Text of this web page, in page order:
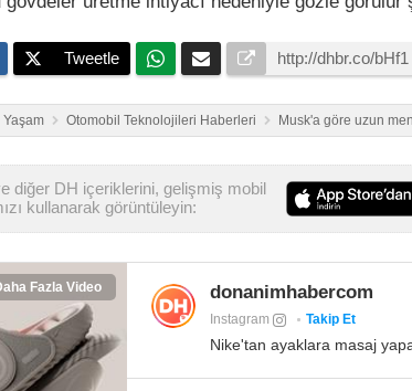
Tweetle
Yaşam Otomobil Teknolojileri Haberleri Musk'a göre uzun
diğer DH içeriklerini, gelişmiş mobil
kullanarak görüntüleyin:
Fazla Video donanimhabercom
Instagram Takip Et
Nike'tan ayaklara masaj